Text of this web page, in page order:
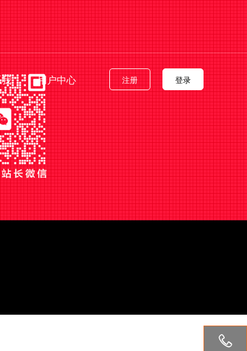
用户中心 登录
注册
